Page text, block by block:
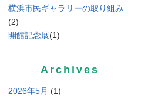
横浜市民ギャラリーの取り組み
(2)
開館記念展(1)
Archives
2026年5月 (1)